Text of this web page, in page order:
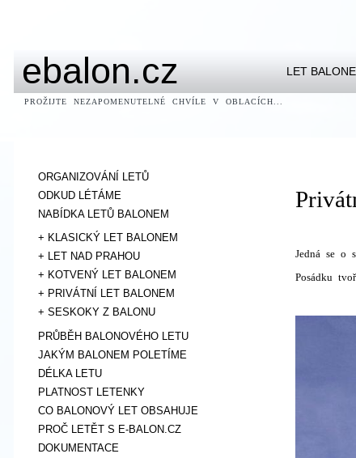
LET
ebalon.cz
PROŽIJTE NEZAPOMENUTELNÉ CHVÍLE V OBLACÍCH...
ORGANIZOVÁNÍ LETŮ
ODKUD LÉTÁME
NABÍDKA LETŮ BALONEM
+ KLASICKÝ LET BALONEM
+ LET NAD PRAHOU
+ KOTVENÝ LET BALONEM
+ PRIVÁTNÍ LET BALONEM
+ SESKOKY Z BALONU
PRŮBĚH BALONOVÉHO LETU
JAKÝM BALONEM POLETÍME
DÉLKA LETU
PLATNOST LETENKY
CO BALONOVÝ LET OBSAHUJE
PROČ LETĚT S E-BALON.CZ
DOKUMENTACE
Jedná se o
Posádku